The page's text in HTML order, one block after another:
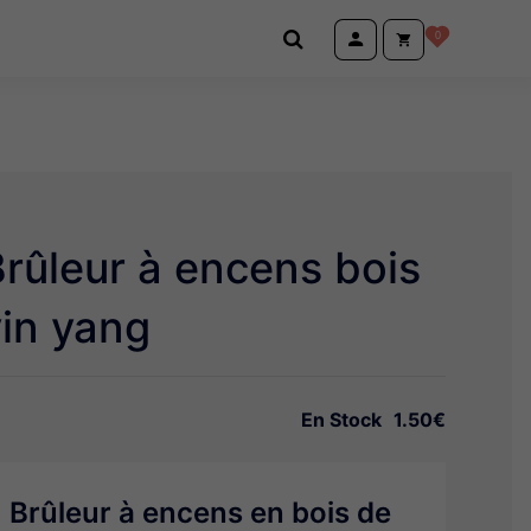
0
à encens bois
yang
En Stock 1.50€
Brûleur à encens en bois de